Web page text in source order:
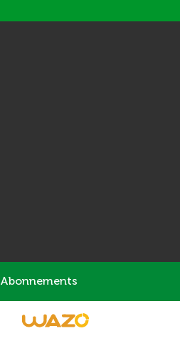
Abonnements